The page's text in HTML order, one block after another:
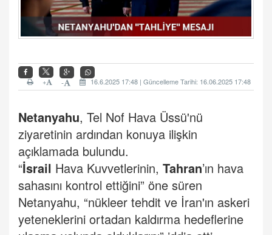
16.6.2025 17:48 | Güncelleme Tarihi: 16.06.2025 17:48
-
+
Netanyahu, Tel Nof Hava Üssü'nü
ziyaretinin ardından konuya ilişkin
açıklamada bulundu.
“İsrail Hava Kuvvetlerinin, Tahran’ın hava
sahasını kontrol ettiğini” öne süren
Netanyahu, “nükleer tehdit ve İran'ın askeri
yeteneklerini ortadan kaldırma hedeflerine